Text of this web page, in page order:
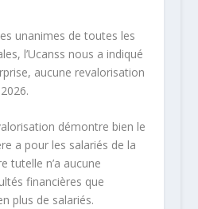
unanimes de toutes les
l’Ucanss nous a indiqué
aucune revalorisation
démontre bien le
a pour les salariés de la
tutelle n’a aucune
financières que
plus de salariés.